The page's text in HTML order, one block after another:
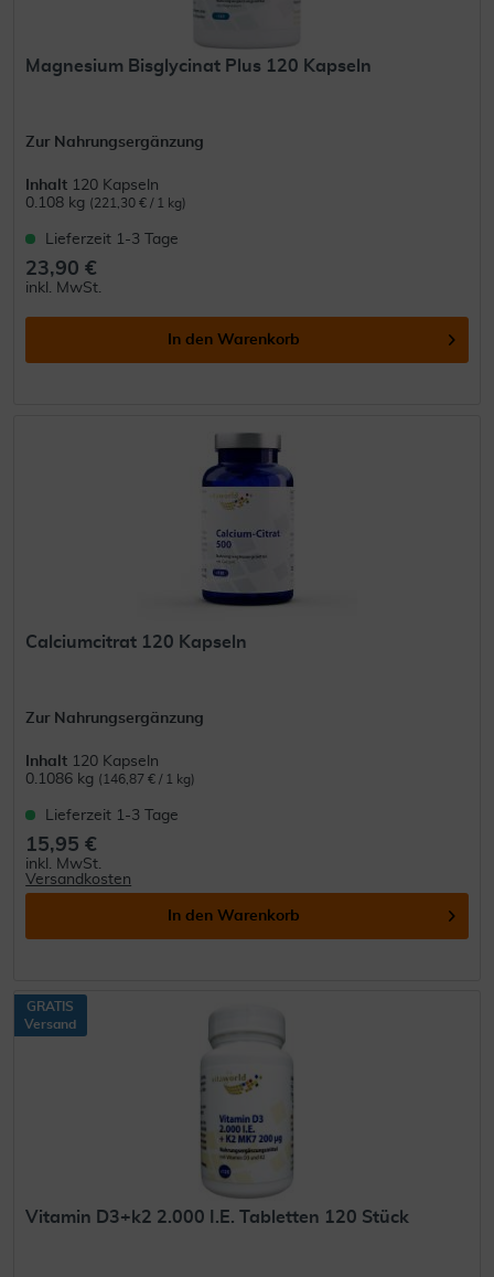
Magnesium Bisglycinat Plus 120 Kapseln
Zur Nahrungsergänzung
Inhalt 120 Kapseln
0.108 kg (221,30 € / 1 kg)
Lieferzeit 1-3 Tage
23,90 €
inkl. MwSt.
In den Warenkorb
Calciumcitrat 120 Kapseln
Zur Nahrungsergänzung
Inhalt 120 Kapseln
0.1086 kg (146,87 € / 1 kg)
Lieferzeit 1-3 Tage
15,95 €
inkl. MwSt.
Versandkosten
In den Warenkorb
GRATIS
Versand
Vitamin D3+k2 2.000 I.E. Tabletten 120 Stück